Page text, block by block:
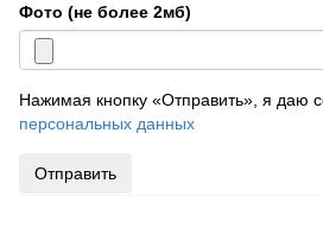
Фото (не более 2мб)
Нажимая кнопку «Отправить», я даю
персональных данных
Отправить